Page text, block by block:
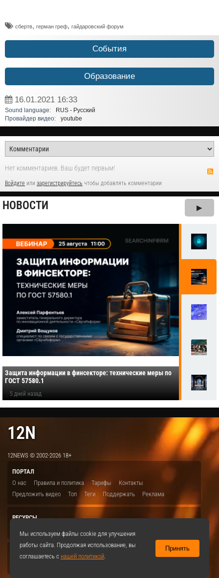
сбертв, герман греф, гайдаровский форум
События
Образование
16.01.2021 16:33
Sound language:
RUS - Русский
Провайдер видео:
youtube
Нет комментариев. Ваш будет первым!
Войдите или зарегистрируйтесь чтобы добавлять комментарии
НОВОСТИ ▶
Защита информации в финсекторе: технические меры по
ГОСТ 57580.1
5 дней назад
12N
12NEWS © 2002-2026 18+
ПОРТАЛ
О нас
Правила и политика Тарифы
Контакты
Предложить видео
Топ Теги Поддержать Реклама
РЕСУРСЫ
Мы используем файлы cookie для улучшения
работы сайта. Продолжая использование, вы
соглашаетесь с нашей политикой.
Принять